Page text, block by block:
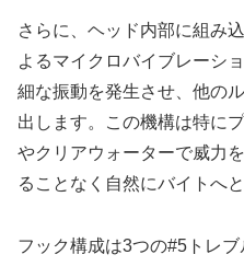
さらに、ヘッド内部に組み
よるマイクロバイブレーシ
細な振動を発生させ、他の
出します。この機構は特に
やクリアウォーターで威力
ることなく自然にバイトへ
フック構成は3つの#5トレ